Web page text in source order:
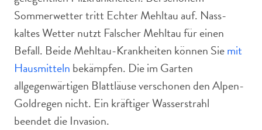
Sommerwetter tritt Echter Mehltau auf. Nass-
kaltes Wetter nutzt Falscher Mehltau für einen
Befall. Beide Mehltau-Krankheiten können Siemit
Hausmitteln bekämpfen. Die im Garten
allgegenwärtigen Blattläuse verschonen den Alpen-
Goldregen nicht. Ein kräftiger Wasserstrahl
beendet die Invasion.